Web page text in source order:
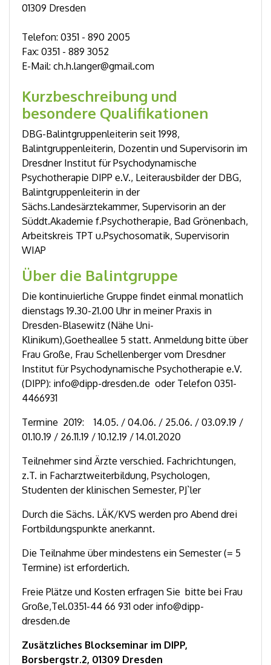
01309 Dresden
Telefon: 0351 - 890 2005
Fax: 0351 - 889 3052
E-Mail: ch.h.langer@gmail.com
Kurzbeschreibung und
besondere Qualifikationen
DBG-Balintgruppenleiterin seit 1998,
Balintgruppenleiterin, Dozentin und Supervisorin im
Dresdner Institut für Psychodynamische
Psychotherapie DIPP e.V., Leiterausbilder der DBG,
Balintgruppenleiterin in der
Sächs.Landesärztekammer, Supervisorin an der
Süddt.Akademie f.Psychotherapie, Bad Grönenbach,
Arbeitskreis TPT u.Psychosomatik, Supervisorin
WIAP
Über die Balintgruppe
Die kontinuierliche Gruppe findet einmal monatlich
dienstags 19.30-21.00 Uhr in meiner Praxis in
Dresden-Blasewitz (Nähe Uni-
Klinikum),Goetheallee 5 statt. Anmeldung bitte über
Frau Große, Frau Schellenberger vom Dresdner
Institut für Psychodynamische Psychotherapie e.V.
(DIPP): info@dipp-dresden.de oder Telefon 0351-
4466931
Termine 2019: 14.05. / 04.06. / 25.06. / 03.09.19 /
01.10.19 / 26.11.19 / 10.12.19 / 14.01.2020
Teilnehmer sind Ärzte verschied. Fachrichtungen,
z.T. in Facharztweiterbildung, Psychologen,
Studenten der klinischen Semester, PJ`ler
Durch die Sächs. LÄK/KVS werden pro Abend drei
Fortbildungspunkte anerkannt.
Die Teilnahme über mindestens ein Semester (= 5
Termine) ist erforderlich.
Freie Plätze und Kosten erfragen Sie bitte bei Frau
Große,Tel.0351-44 66 931 oder info@dipp-
dresden.de
Zusätzliches Blockseminar im DIPP,
Borsbergstr.2, 01309 Dresden